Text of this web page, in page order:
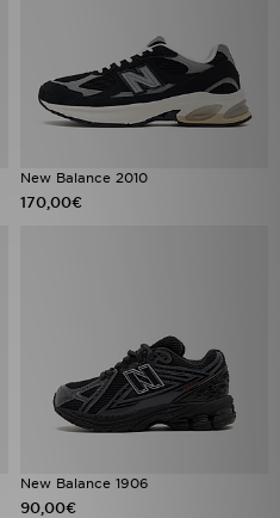
New Balance 2010
170,00€
New Balance 1906
90,00€